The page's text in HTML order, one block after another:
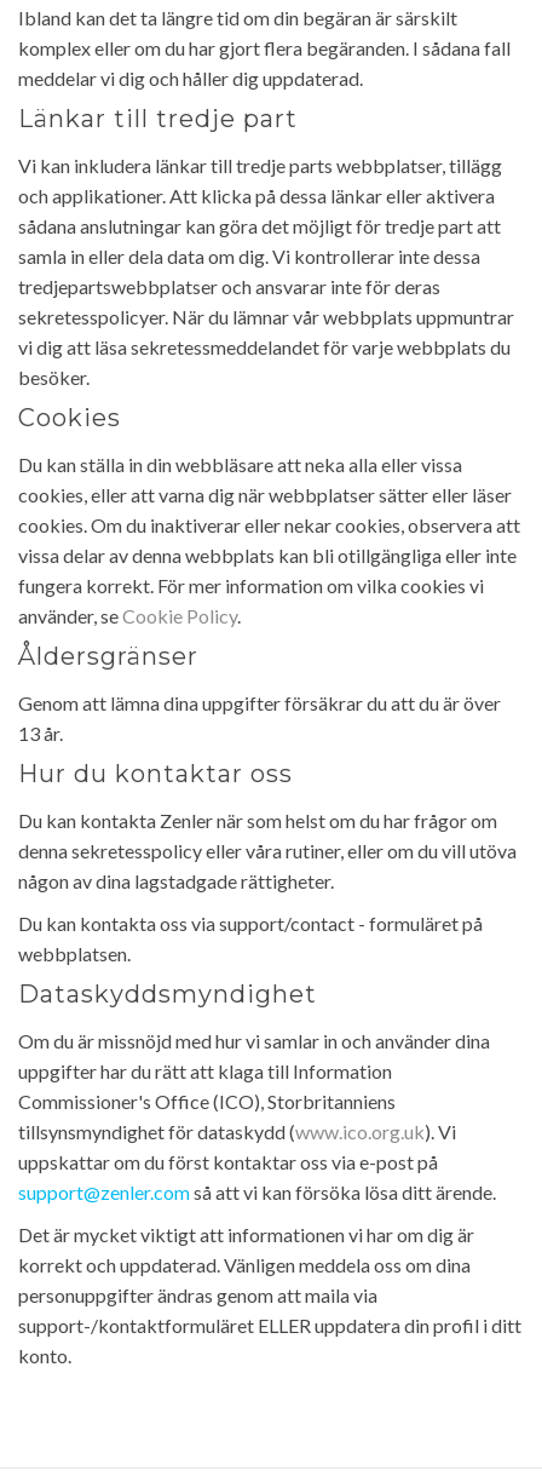
Ibland kan det ta längre tid om din begäran är särskilt
komplex eller om du har gjort flera begäranden. I sådana fall
meddelar vi dig och håller dig uppdaterad.
Länkar till tredje part
Vi kan inkludera länkar till tredje parts webbplatser, tillägg
och applikationer. Att klicka på dessa länkar eller aktivera
sådana anslutningar kan göra det möjligt för tredje part att
samla in eller dela data om dig. Vi kontrollerar inte dessa
tredjepartswebbplatser och ansvarar inte för deras
sekretesspolicyer. När du lämnar vår webbplats uppmuntrar
vi dig att läsa sekretessmeddelandet för varje webbplats du
besöker.
Cookies
Du kan ställa in din webbläsare att neka alla eller vissa
cookies, eller att varna dig när webbplatser sätter eller läser
cookies. Om du inaktiverar eller nekar cookies, observera att
vissa delar av denna webbplats kan bli otillgängliga eller inte
fungera korrekt. För mer information om vilka cookies vi
använder, seCookie Policy.
Åldersgränser
Genom att lämna dina uppgifter försäkrar du att du är över
13 år.
Hur du kontaktar oss
Du kan kontakta Zenler när som helst om du har frågor om
denna sekretesspolicy eller våra rutiner, eller om du vill utöva
någon av dina lagstadgade rättigheter.
Du kan kontakta oss via support/contact - formuläret på
webbplatsen.
Dataskyddsmyndighet
Om du är missnöjd med hur vi samlar in och använder dina
uppgifter har du rätt att klaga till Information
Commissioner's Office (ICO), Storbritanniens
tillsynsmyndighet för dataskydd (www.ico.org.uk). Vi
uppskattar om du först kontaktar oss via e-post på
support@zenler.comså att vi kan försöka lösa ditt ärende.
Det är mycket viktigt att informationen vi har om dig är
korrekt och uppdaterad. Vänligen meddela oss om dina
personuppgifter ändras genom att maila via
support-/kontaktformuläret ELLER uppdatera din profil i ditt
konto.